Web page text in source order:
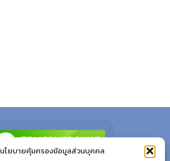
นโยบายคุ้มครองข้อมูลส่วนบุคคล